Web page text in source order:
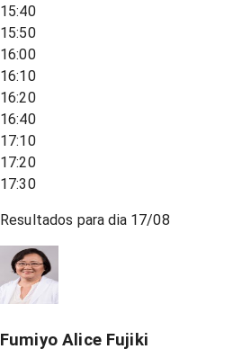
15:40
15:50
16:00
16:10
16:20
16:40
17:10
17:20
17:30
Resultados para dia 17/08
Fumiyo Alice Fujiki